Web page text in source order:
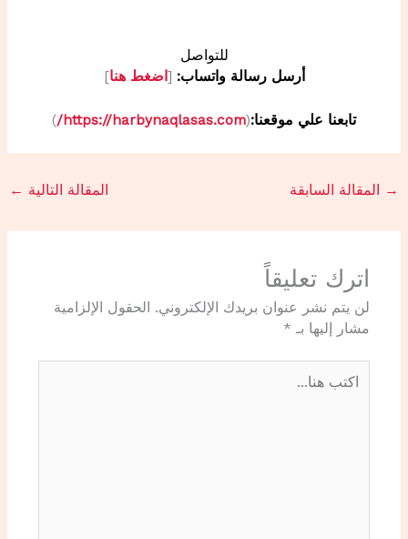
للتواصل
أرسل رسالة واتساب: [ اضغط هنا]
تابعنا علي موقعنا:(
https://harbynaqlasas.com/
)
→ المقالة السابقة المقالة التالية ←
اترك تعليقاً
لن يتم نشر عنوان بريدك الإلكتروني.
الحقول الإلزامية
مشار إليها بـ *
هنا...